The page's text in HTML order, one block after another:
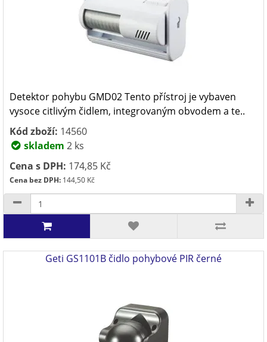
Detektor pohybu GMD02 Tento přístroj je vybaven
vysoce citlivým čidlem, integrovaným obvodem a te..
Kód zboží: 14560
skladem 2 ks
Cena s DPH: 174,85 Kč
Cena bez DPH: 144,50 Kč
Geti GS1101B čidlo pohybové PIR černé